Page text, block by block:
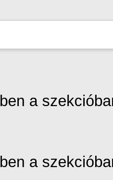
a
a